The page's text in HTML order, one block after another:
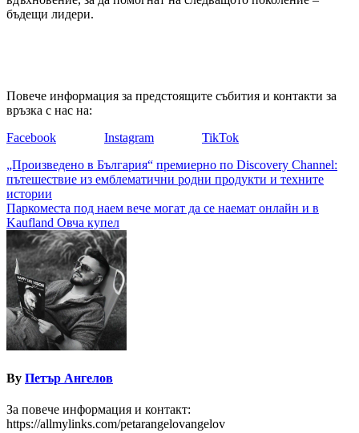
бъдещи лидери.
Повече информация за предстоящите събития и контакти за
връзка с нас на:
Facebook
Instagram TikTok
Навигация
„Произведено в България“ премиерно по Discovery Channel:
пътешествие из емблематични родни продукти и техните
истории
Паркоместа под наем вече могат да се наемат онлайн и в
Kaufland Овча купел
By Петър Ангелов
За повече информация и контакт:
https://allmylinks.com/petarangelovangelov